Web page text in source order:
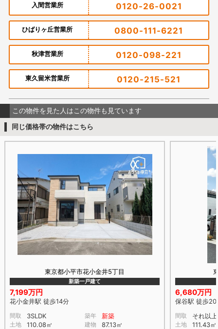
入間営業所 0120-26-0021
ひばりヶ丘営業所 0800-111-6221
秋津営業所 0120-098-221
東久留米営業所 0120-215-521
この物件を見た人はこの物件も見ています
同じ価格帯の物件はこちら
東京都小平市花小金井5丁目
新築一戸建て
7,199万円
花小金井駅 徒歩14分
間取 3SLDK 築年 新築
土地 110.08㎡ 建物 87.13㎡
6,680万円
保谷駅 徒歩20
間取 それ以上
土地 111.43㎡